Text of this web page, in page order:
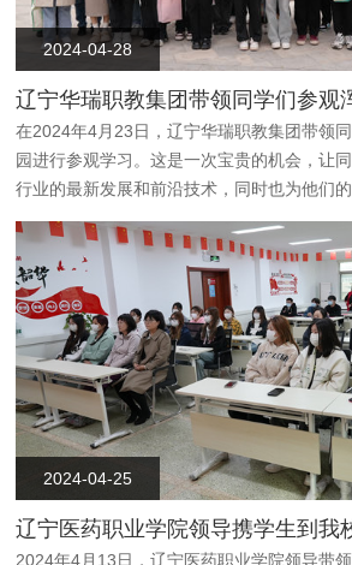
2024-04-28
辽宁华瑞职教集团带领同学们参观
在2024年4月23日，辽宁华瑞职教集团带领
园进行参观学习。这是一次宝贵的机会，让
行业的最新发展和前沿技术，同时也为他们
要的参考和启示。
2024-04-25
2024年4月13日，辽宁医药职业学院领导带